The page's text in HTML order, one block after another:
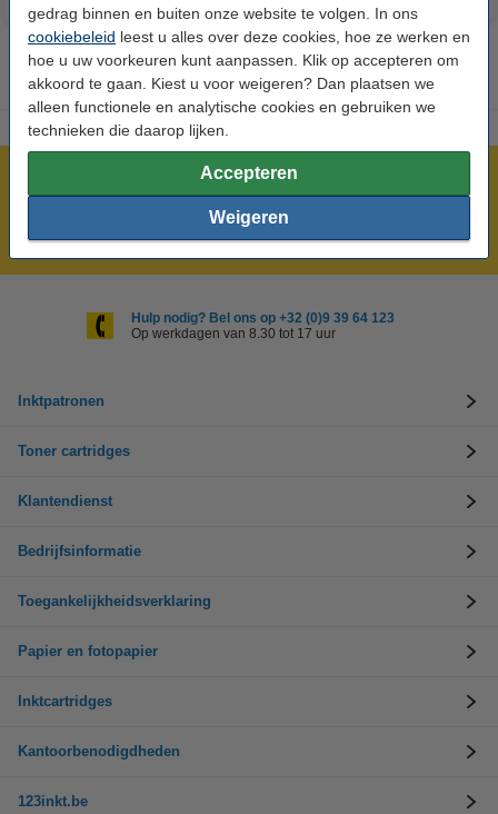
gedrag binnen en buiten onze website te volgen. In ons
cookiebeleid leest u alles over deze cookies, hoe ze werken en
hoe u uw voorkeuren kunt aanpassen. Klik op accepteren om
akkoord te gaan. Kiest u voor weigeren? Dan plaatsen we
alleen functionele en analytische cookies en gebruiken we
technieken die daarop lijken.
Accepteren
Weigeren
Meer dan 5 miljoen klanten!
Voor 22.00 uur besteld, morgen in huis!
Laagsteprijsgarantie!
Hulp nodig? Bel ons op +32 (0)9 39 64 123
Op werkdagen van 8.30 tot 17 uur
Inktpatronen
Toner cartridges
Klantendienst
Bedrijfsinformatie
Toegankelijkheidsverklaring
Papier en fotopapier
Inktcartridges
Kantoorbenodigdheden
123inkt.be